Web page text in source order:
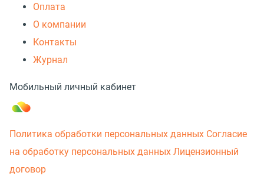
Оплата
О компании
Контакты
Журнал
Мобильный личный кабинет
Политика обработки персональных данных Согласие
на обработку персональных данных Лицензионный
договор